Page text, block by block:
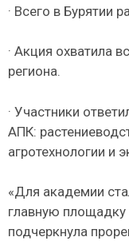
· Всего в Бурятии
· Акция охватила
региона.
· Участники
АПК:
агротехнологии и
«Для академии
главную площадку
подчеркнула